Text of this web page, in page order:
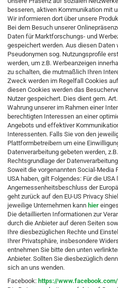
besseren, aktiven Kommunikation mit
Wir informieren dort über unsere
Bei dem Besuch unserer
Daten für Marktforschungs- und
gespeichert werden. Aus diesen Daten
Pseudonymen sog. Nutzungsprofile
werden, um z.B. Werbeanzeigen
zu schalten, die mutmaßlich Ihren
Zweck werden im Regelfall Cookies
diesen Cookies werden das
Nutzer gespeichert. Dies dient gem.
Wahrung unserer im Rahmen einer
berechtigten Interessen an einer
Angebots und effektiver
Interessenten. Falls Sie von den
Plattformbetreibern um eine
Datenverarbeitung gebeten werden,
Rechtsgrundlage der
Soweit die vorgenannten Social-Media
USA haben, gilt Folgendes: Für die USA
Angemessenheitsbeschluss der
geht zurück auf den EU-US Privacy
jeweilige Unternehmen kann hier
Die detaillierten Informationen zur
durch die Anbieter auf deren Seiten
Ihre diesbezüglichen Rechte und
Ihrer Privatsphäre, insbesondere
entnehmen Sie bitte den unten
Anbieter. Sollten Sie diesbezüglich
sich an uns wenden.
Facebook: https://